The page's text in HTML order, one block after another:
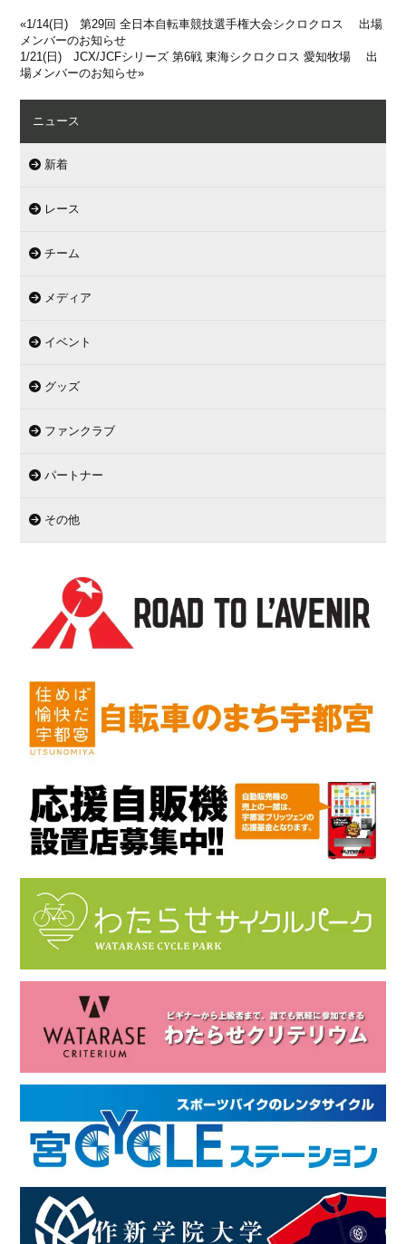
«1/14(日) 第29回 全日本自転車競技選手権大会シクロクロス 出場
メンバーのお知らせ
1/21(日) JCX/JCFシリーズ 第6戦 東海シクロクロス 愛知牧場 出
場メンバーのお知らせ»
ニュース
新着
レース
チーム
メディア
イベント
グッズ
ファンクラブ
パートナー
その他